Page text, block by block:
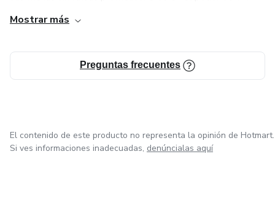
Organiza tu crochet y disfruta de la creatividad sin límites
con este cuaderno que se adapta a tu estilo. ¡Empieza a
Mostrar más
Preguntas frecuentes
El contenido de este producto no representa la opinión de Hotmart.
Si ves informaciones inadecuadas, denúncialas aquí